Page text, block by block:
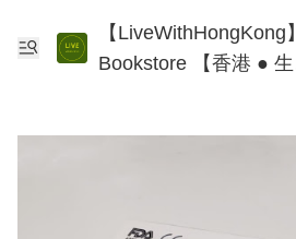
【LiveWithHongKong】
Bookstore 【香港 ● 生